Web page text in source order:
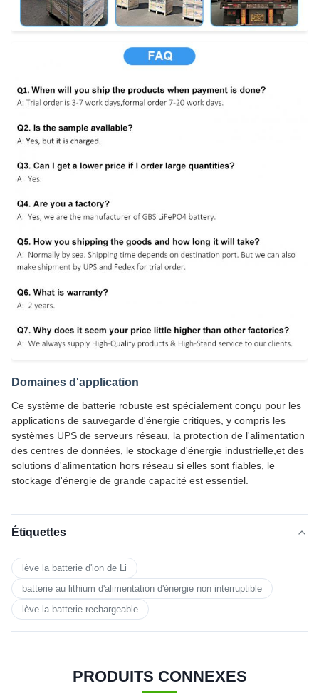
Domaines d'application
Ce système de batterie robuste est spécialement conçu pour les
applications de sauvegarde d'énergie critiques, y compris les
systèmes UPS de serveurs réseau, la protection de l'alimentation
des centres de données, le stockage d'énergie industrielle,et des
solutions d'alimentation hors réseau si elles sont fiables, le
stockage d'énergie de grande capacité est essentiel.
Étiquettes
lève la batterie d'ion de Li
batterie au lithium d'alimentation d'énergie non interruptible
lève la batterie rechargeable
PRODUITS CONNEXES